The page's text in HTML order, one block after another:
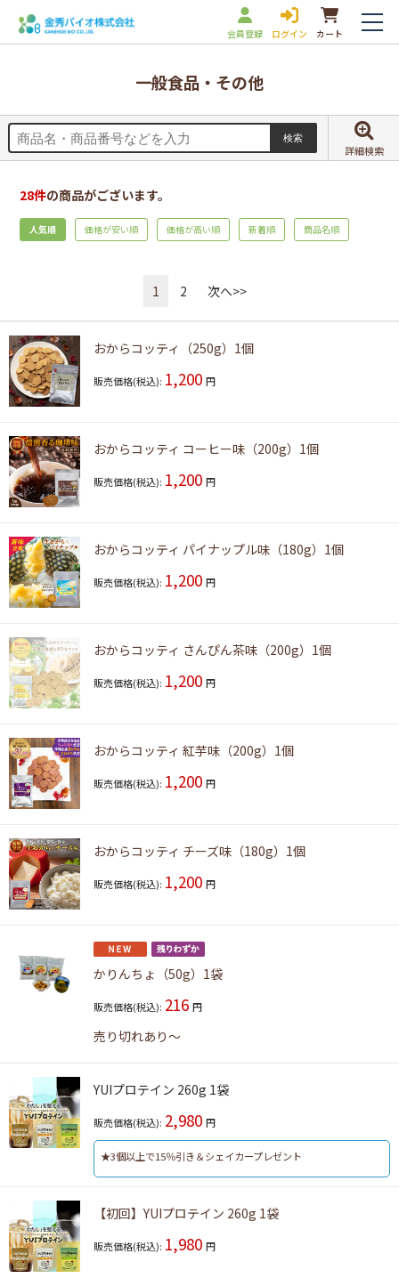
会員登録 ログイン カート
一般食品・その他
詳細検索
28件の商品がございます。
人気順 価格が安い順 価格が高い順 新着順 商品名順
1 2 次へ>>
おからコッティ（250g）1個
販売価格(税込): 1,200 円
おからコッティ コーヒー味（200g）1個
販売価格(税込): 1,200 円
おからコッティ パイナップル味（180g）1個
販売価格(税込): 1,200 円
おからコッティ さんぴん茶味（200g）1個
販売価格(税込): 1,200 円
おからコッティ 紅芋味（200g）1個
販売価格(税込): 1,200 円
おからコッティ チーズ味（180g）1個
販売価格(税込): 1,200 円
かりんちょ（50g）1袋
販売価格(税込): 216 円
売り切れあり～
YUIプロテイン 260g 1袋
販売価格(税込): 2,980 円
★3個以上で15％引き＆シェイカープレゼント
【初回】YUIプロテイン 260g 1袋
販売価格(税込): 1,980 円